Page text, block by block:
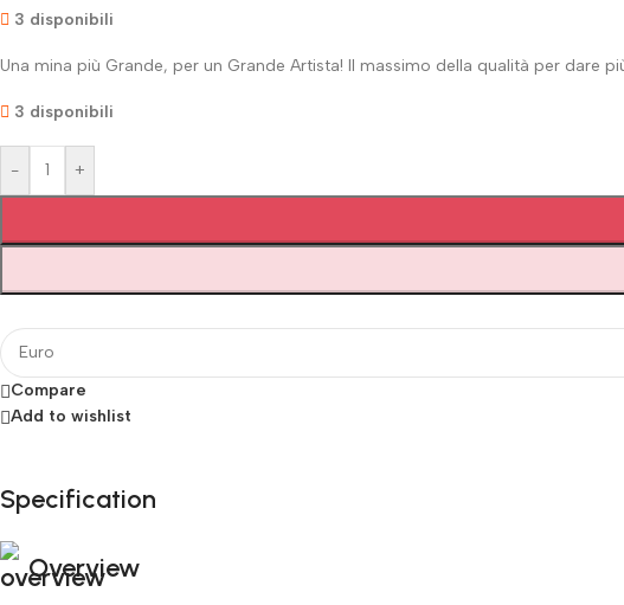
3 disponibili
Una mina più Grande, per un Grande Artista! Il massimo della qualità per dare
3 disponibili
- +
Compare
Add to wishlist
Fino al 12 Ottobre...
Black Friday di Autunno!
Specification
Overview